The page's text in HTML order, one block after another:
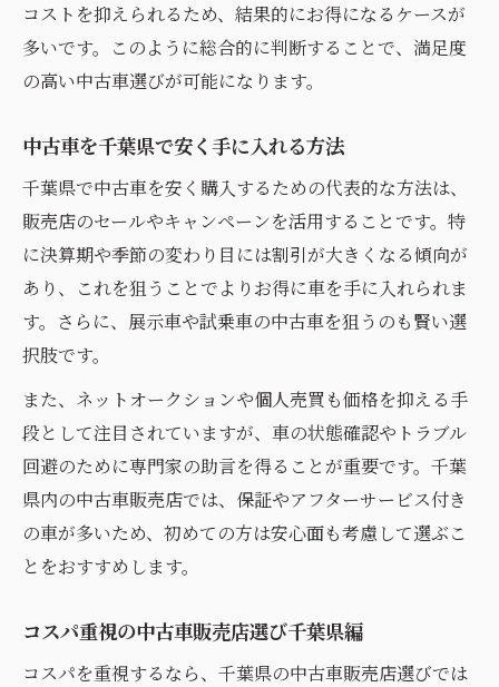
コストを抑えられるため、結果的にお得になるケースが
多いです。このように総合的に判断することで、満足度
の高い中古車選びが可能になります。
中古車を千葉県で安く手に入れる方法
千葉県で中古車を安く購入するための代表的な方法は、
販売店のセールやキャンペーンを活用することです。特
に決算期や季節の変わり目には割引が大きくなる傾向が
あり、これを狙うことでよりお得に車を手に入れられま
す。さらに、展示車や試乗車の中古車を狙うのも賢い選
択肢です。
また、ネットオークションや個人売買も価格を抑える手
段として注目されていますが、車の状態確認やトラブル
回避のために専門家の助言を得ることが重要です。千葉
県内の中古車販売店では、保証やアフターサービス付き
の車が多いため、初めての方は安心面も考慮して選ぶこ
とをおすすめします。
コスパ重視の中古車販売店選び千葉県編
コスパを重視するなら、千葉県の中古車販売店選びでは